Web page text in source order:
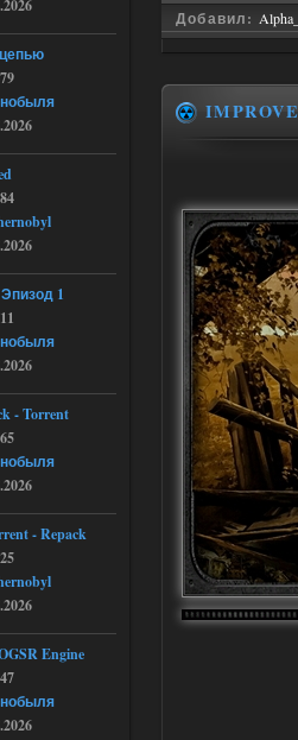
Добавил:
Ответить ➤
очко
Ответить ➤
2026
su
Ответить ➤
Ответить ➤
su
1
- Torrent
- Repack
Engine